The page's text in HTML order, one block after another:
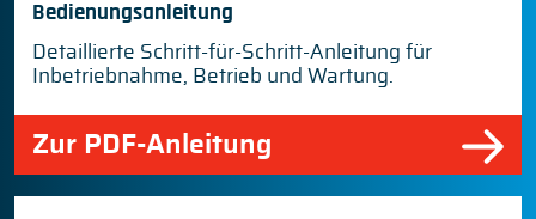
Bedienungsanleitung
Detaillierte Schritt-für-Schritt-Anleitung für
Inbetriebnahme, Betrieb und Wartung.
Zur PDF-Anleitung